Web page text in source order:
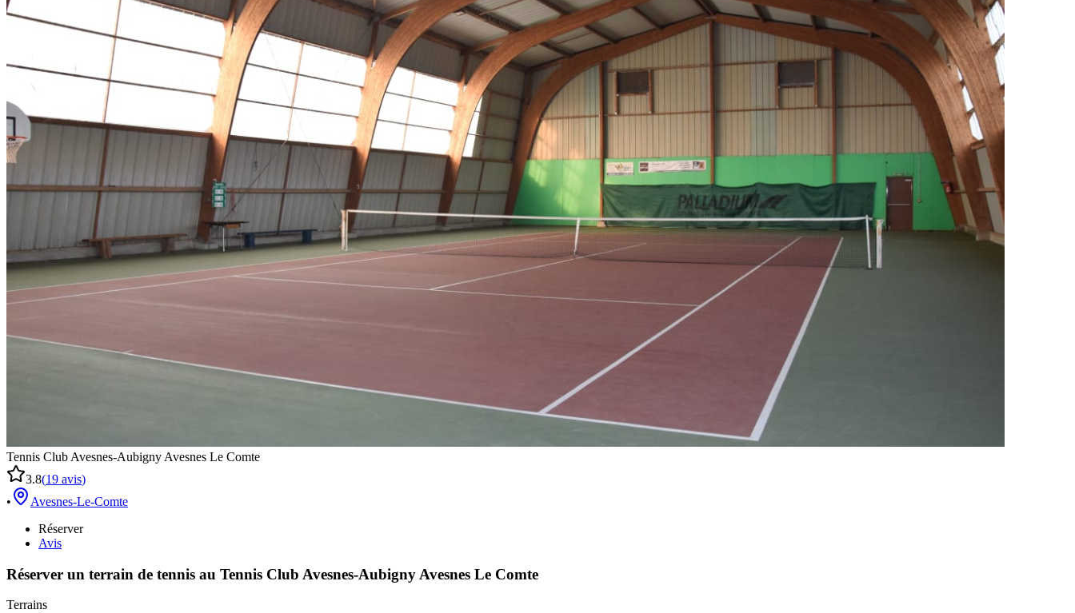
Tennis Club Avesnes-Aubigny Avesnes Le Comte
3.8(19 avis)
•
Avesnes-Le-Comte
Réserver
Avis
Réserver un terrain de tennis au Tennis Club Avesnes-Aubigny Avesnes Le Comte
Terrains